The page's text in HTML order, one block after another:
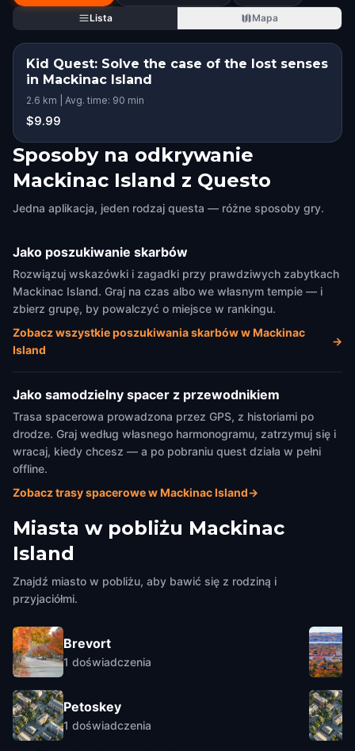
Lista
Mapa
Kid Quest: Solve the case of the lost senses
in Mackinac Island
2.6 km | Avg. time: 90 min
$9.99
Sposoby na odkrywanie
Mackinac Island z Questo
Jedna aplikacja, jeden rodzaj questa — różne sposoby gry.
Jako poszukiwanie skarbów
Rozwiązuj wskazówki i zagadki przy prawdziwych zabytkach
Mackinac Island. Graj na czas albo we własnym tempie — i
zbierz grupę, by powalczyć o miejsce w rankingu.
Zobacz wszystkie poszukiwania skarbów w Mackinac
Island
→
Jako samodzielny spacer z przewodnikiem
Trasa spacerowa prowadzona przez GPS, z historiami po
drodze. Graj według własnego harmonogramu, zatrzymuj się i
wracaj, kiedy chcesz — a po pobraniu quest działa w pełni
offline.
Zobacz trasy spacerowe w Mackinac Island→
Miasta w pobliżu Mackinac
Island
Znajdź miasto w pobliżu, aby bawić się z rodziną i
przyjaciółmi.
Brevort
1 doświadczenia
Petoskey
1 doświadczenia